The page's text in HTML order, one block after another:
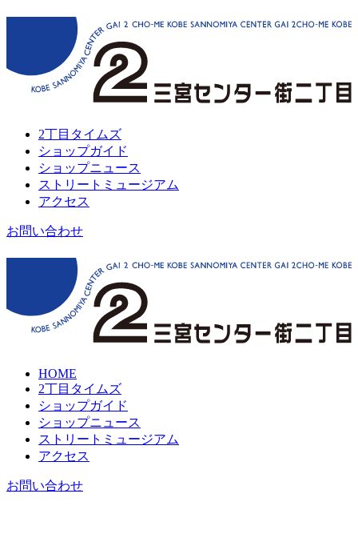
2丁目タイムズ
ショップガイド
ショップニュース
ストリートミュージアム
アクセス
お問い合わせ
HOME
2丁目タイムズ
ショップガイド
ショップニュース
ストリートミュージアム
アクセス
お問い合わせ